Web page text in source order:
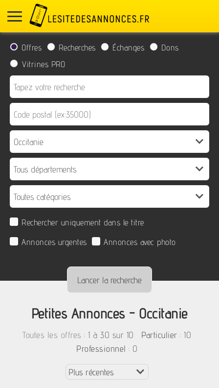
Offres Recherches Échanges
Dons
Vitrines PRO
Rechercher uniquement dans le titre
Annonces urgentes
Annonces avec photo
Petites Annonces - Occitanie
Toutes les offres :1 à 30 sur 10 Particulier : 10
Professionnel : 0